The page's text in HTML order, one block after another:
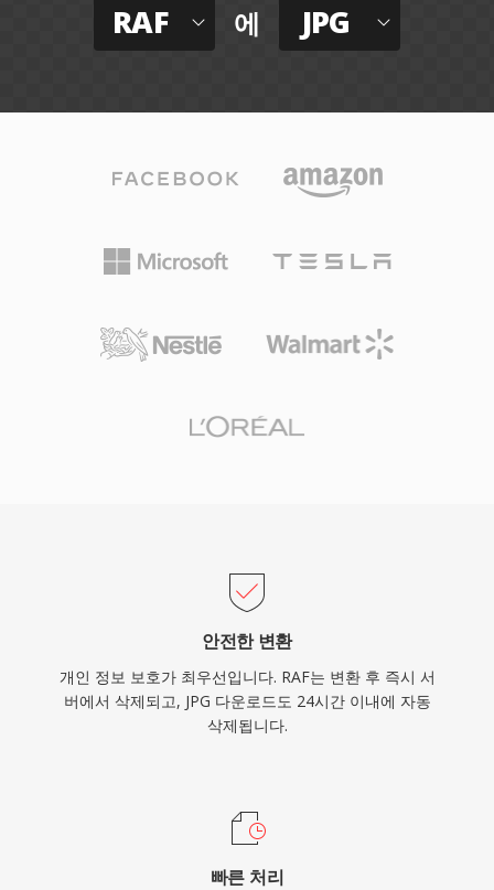
RAF 에 JPG
안전한 변환
개인 정보 보호가 최우선입니다. RAF는 변환 후 즉시 서
버에서 삭제되고, JPG 다운로드도 24시간 이내에 자동
삭제됩니다.
빠른 처리